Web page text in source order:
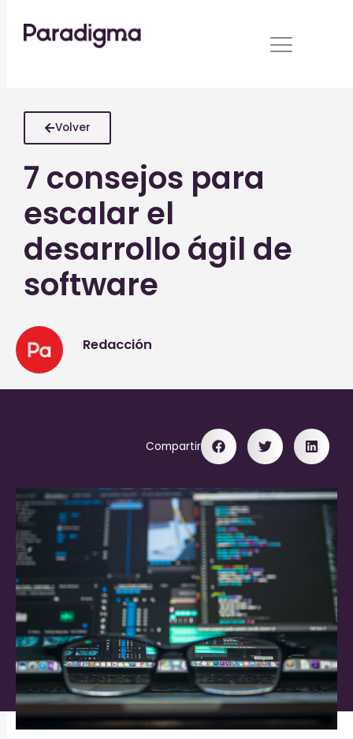
contenido
Volver
7 consejos para
escalar el
desarrollo ágil de
software
Redacción
Compartir